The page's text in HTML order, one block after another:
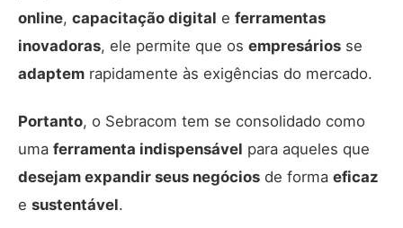
online, capacitação digital e ferramentas
inovadoras, ele permite que os empresários se
adaptem rapidamente às exigências do mercado.
Portanto, o Sebracom tem se consolidado como
uma ferramenta indispensável para aqueles que
desejam expandir seus negócios de forma eficaz
e sustentável.